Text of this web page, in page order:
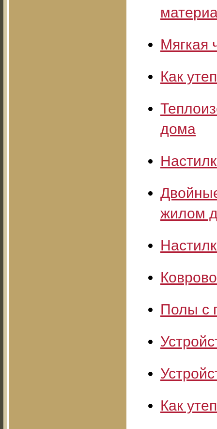
Мягкая
Как
дома
жилом
Полы с
Как